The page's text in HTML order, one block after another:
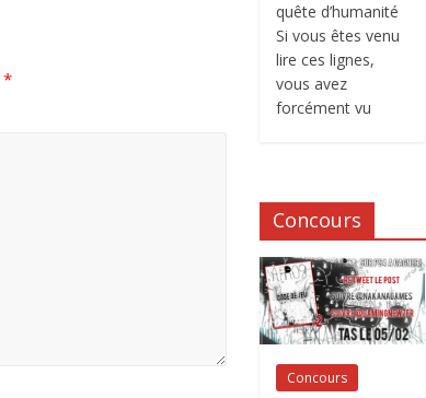
*
quête d’humanité
Si vous êtes venu
lire ces lignes,
vous avez
forcément vu
Concours
Concours